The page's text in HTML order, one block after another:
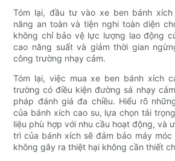
Tóm lại, đầu tư vào xe ben bánh
năng an toàn và tiện nghi toàn diện
không chỉ bảo vệ lực lượng lao động
cao năng suất và giảm thời gian
công trường nhạy cảm.
Tóm lại, việc mua xe ben bánh xích
trường có điều kiện đường sá nhạy
pháp đánh giá đa chiều. Hiểu rõ
của bánh xích cao su, lựa chọn tải
liệu phù hợp với nhu cầu hoạt động, và
trì của bánh xích sẽ đảm bảo máy
không gây ra thiệt hại không cần thiết